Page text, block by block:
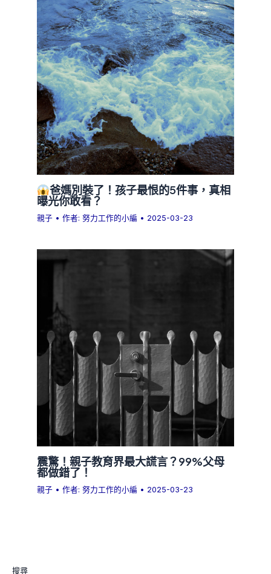
爸媽別裝了！孩子最恨的5件事，真相
曝光你敢看？
親子 • 作者:努力工作的小編 • 2025-03-23
震驚！親子教育界最大謊言？99%父母
都做錯了！
親子 • 作者:努力工作的小編 • 2025-03-23
搜尋